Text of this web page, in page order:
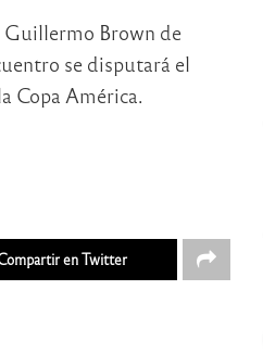
Guillermo Brown de
se disputará el
Copa América.
en Twitter